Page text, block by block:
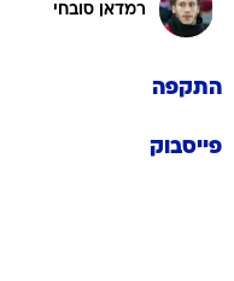
רמדאן סובחי
התקפה
פייסבוק